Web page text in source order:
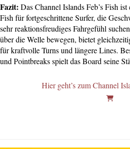
Fazit: Das Channel Islands Feb’s Fish
Fish für fortgeschrittene Surfer, die
sehr reaktionsfreudiges Fahrgefühl
über die Welle bewegen, bietet
für kraftvolle Turns und längere Lines.
und Pointbreaks spielt das Board seine
Hier geht’s zum Channel